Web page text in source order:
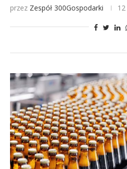
przez Zespół 300Gospodarki